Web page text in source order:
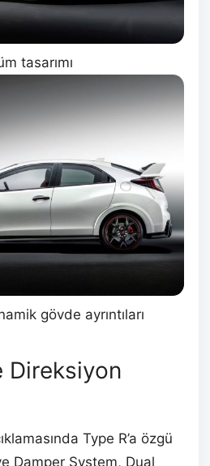
tasarımı
gövde ayrıntıları
Direksiyon
Type R’a özgü
Damper System, Dual